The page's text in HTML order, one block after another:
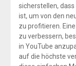
sicherstellen,
ist, um von den
zu profitieren.
zu verbessern,
in YouTube
auf die höchste